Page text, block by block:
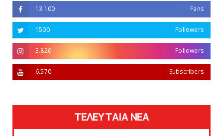
13.100 Fans
1500 Followers
3.826 Followers
6.570 Subscribers
ΤΕΛΕΥΤΑΙΑ ΝΕΑ